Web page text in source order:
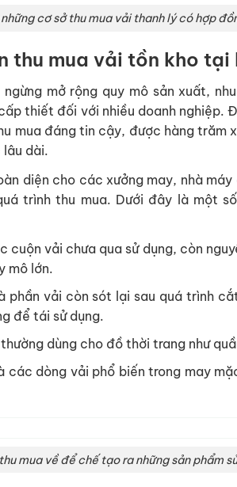
cơ sở thu mua vải thanh lý có hợp
thu mua vải tồn kho tại
mở rộng quy mô sản xuất,
thiết đối với nhiều doanh nghiệp.
mua đáng tin cậy, được hàng trăm
dài.
diện cho các xưởng may, nhà
trình thu mua. Dưới đây là một
cuộn vải chưa qua sử dụng, còn
mô lớn.
phần vải còn sót lại sau quá trình
để tái sử dụng.
dùng cho đồ thời trang như
các dòng vải phổ biến trong may
mua về để chế tạo ra những sản phẩm